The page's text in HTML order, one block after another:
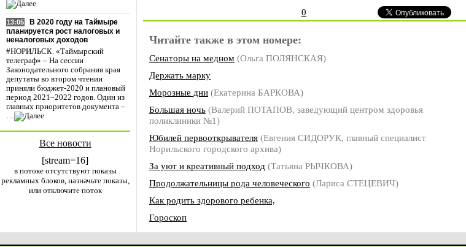
13:05
В 2020 году на Таймыре
планируется рост налоговых и
неналоговых доходов
#НОРИЛЬСК. «Таймырский
телеграф» – На сессии
Законодательного собрания края
депутаты во втором чтении
приняли бюджет-2020 и плановый
период 2021–2022 годов. Один из
главных приоритетов документа –
…
Все новости
[stream=16]
в потоке отсутствуют показы
рекламных блоков, назначьте показы,
или отключите поток
0
Читайте также в этом номере:
Сенаторы на медном (Ольга ПОЛЯНСКАЯ)
Держать марку
Морозные дни (Екатерина БАРКОВА)
Большая ночь (Валерий ПОТАПОВ, заведующий центром здоровья
поликлиники №1)
Юбилей первооткрывателя (Евгения СИДОРУК, главный специалист
Норильского городского архива)
За уют и креативный подход (Татьяна РЫЧКОВА)
Продолжательницы рода человеческого (Лариса СТЕЦЕВИЧ)
Как родить здорового ребенка,
Гороскоп